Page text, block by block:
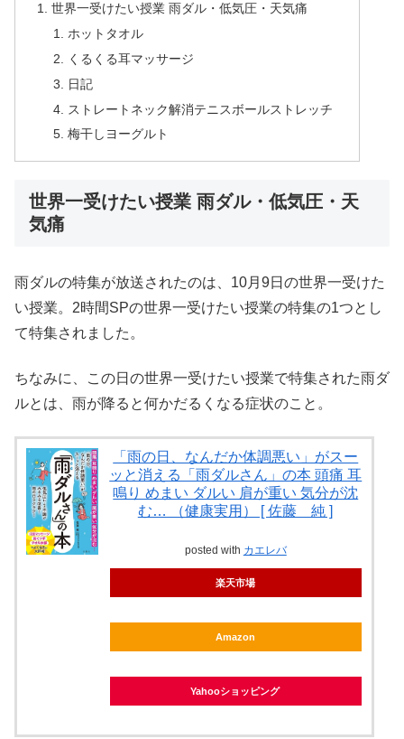
世界一受けたい授業 雨ダル・低気圧・天気痛
ホットタオル
くるくる耳マッサージ
日記
ストレートネック解消テニスボールストレッチ
梅干しヨーグルト
世界一受けたい授業 雨ダル・低気圧・天
気痛
雨ダルの特集が放送されたのは、10月9日の世界一受けた
い授業。2時間SPの世界一受けたい授業の特集の1つとし
て特集されました。
ちなみに、この日の世界一受けたい授業で特集された雨ダ
ルとは、雨が降ると何かだるくなる症状のこと。
「雨の日、なんだか体調悪い」がスー
ッと消える「雨ダルさん」の本 頭痛 耳
鳴り めまい ダルい 肩が重い 気分が沈
む… （健康実用） [ 佐藤 純 ]
posted with カエレバ
楽天市場
Amazon
Yahooショッピング